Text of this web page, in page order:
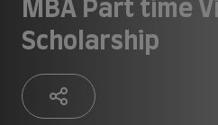
Scholarship